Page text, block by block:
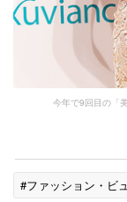
今年で9回目の「
#ファッション・ビ